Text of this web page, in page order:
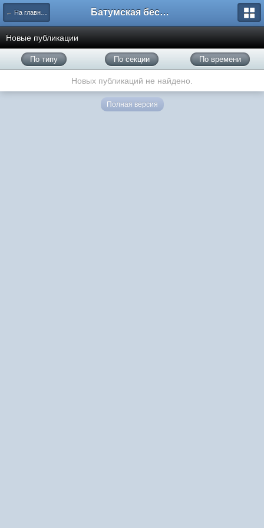
← На главную Батумская беседка
Новые публикации
По типу По секции По времени
Новых публикаций не найдено.
Полная версия